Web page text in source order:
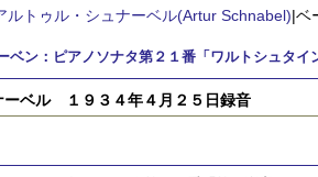
ルトゥル・シュナーベル(Artur Schnabel)|ベ
ベン：ピアノソナタ第２１番「ワルトシュタイ
ーベル １９３４年４月２５日録音